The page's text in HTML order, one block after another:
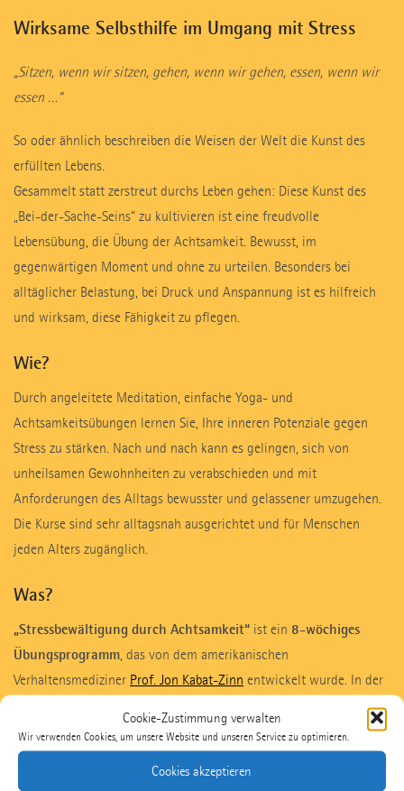
Cookie-Zustimmung verwalten
Wir verwenden Cookies, um unsere Website und unseren Service zu optimieren.
Cookies akzeptieren
Wirksame Selbsthilfe im Umgang mit Stress
„Sitzen, wenn wir sitzen, gehen, wenn wir gehen, essen, wenn wir
essen …“
So oder ähnlich beschreiben die Weisen der Welt die Kunst des
erfüllten Lebens.
Gesammelt statt zerstreut durchs Leben gehen: Diese Kunst des
„Bei-der-Sache-Seins“ zu kultivieren ist eine freudvolle
Lebensübung, die Übung der Achtsamkeit. Bewusst, im
gegenwärtigen Moment und ohne zu urteilen. Besonders bei
alltäglicher Belastung, bei Druck und Anspannung ist es hilfreich
und wirksam, diese Fähigkeit zu pflegen.
Wie?
Durch angeleitete Meditation, einfache Yoga- und
Achtsamkeitsübungen lernen Sie, Ihre inneren Potenziale gegen
Stress zu stärken. Nach und nach kann es gelingen, sich von
unheilsamen Gewohnheiten zu verabschieden und mit
Anforderungen des Alltags bewusster und gelassener umzugehen.
Die Kurse sind sehr alltagsnah ausgerichtet und für Menschen
jeden Alters zugänglich.
Was?
„Stressbewältigung durch Achtsamkeit“ ist ein 8-wöchiges
Übungsprogramm, das von dem amerikanischen
Verhaltensmediziner Prof. Jon Kabat-Zinn entwickelt wurde. In der
Stress Reduction Clinic an der Universität Massachusetts wird es
seit Ende der 1970er Jahre praktisch erprobt und wissenschaftlich
begleitet unter dem NamenMindfulness-Based Stress Reduction
. Mittlerweile belegen international zahlreiche Studien die